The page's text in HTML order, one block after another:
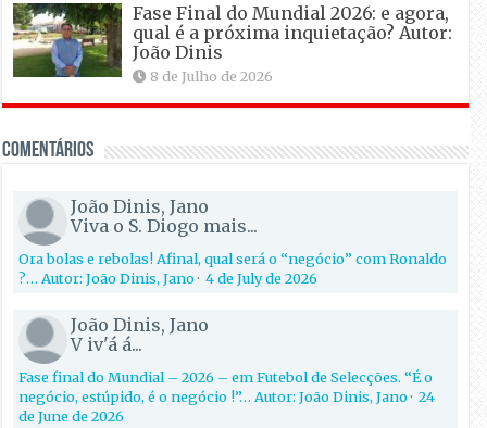
Fase Final do Mundial 2026: e agora,
qual é a próxima inquietação? Autor:
João Dinis
8 de Julho de 2026
Comentários
João Dinis, Jano
Viva o S. Diogo mais...
Ora bolas e rebolas! Afinal, qual será o “negócio” com Ronaldo
?… Autor: João Dinis, Jano·4 de July de 2026
João Dinis, Jano
V iv'á á...
Fase final do Mundial – 2026 – em Futebol de Selecções. “É o
negócio, estúpido, é o negócio !”… Autor: João Dinis, Jano·24
de June de 2026